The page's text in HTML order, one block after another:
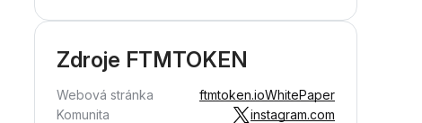
Zdroje FTMTOKEN
Webová stránka ftmtoken.ioWhitePaper
Komunita
instagram.com